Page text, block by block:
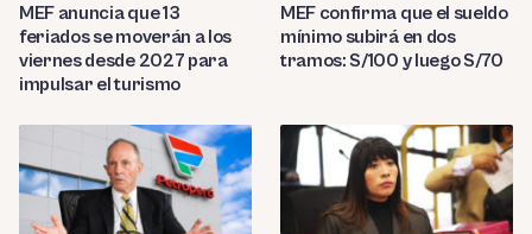
MEF anuncia que 13
feriados se moverán a los
viernes desde 2027 para
impulsar el turismo
MEF confirma que el sueldo
mínimo subirá en dos
tramos: S/100 y luego S/70